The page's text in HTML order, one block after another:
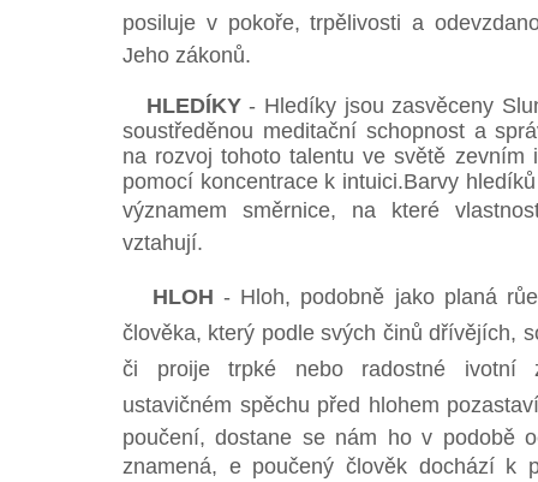
posiluje v pokoře, trpělivosti a
Jeho zákonů.
HLEDÍKY- Hledíky jsou zasvěceny
soustředěnou meditační schopnost a
na rozvoj tohoto talentu ve světě zevním
pomocí koncentrace k intuici.Barvy
významem směrnice, na které
vztahují.
HLOH - Hloh, podobně jako planá
člověka, který podle svých činů dřívějích,
či proije trpké nebo radostné ivotní
ustavičném spěchu před hlohem
poučení, dostane se nám ho v podobě
znamená, e poučený člověk dochází k